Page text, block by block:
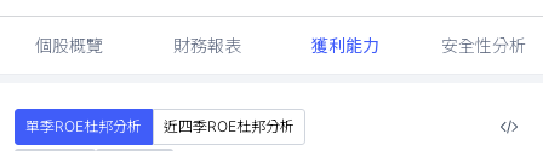
個股概覽 財務報表 獲利能力 安全性分析
單季ROE杜邦分析
近四季ROE杜邦分析